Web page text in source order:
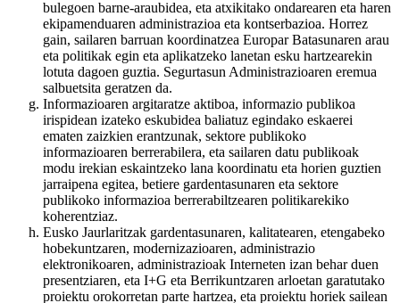
bulegoen barne-araubidea, eta atxikitako ondarearen eta haren
ekipamenduaren administrazioa eta kontserbazioa. Horrez
gain, sailaren barruan koordinatzea Europar Batasunaren arau
eta politikak egin eta aplikatzeko lanetan esku hartzearekin
lotuta dagoen guztia. Segurtasun Administrazioaren eremua
salbuetsita geratzen da.
Informazioaren argitaratze aktiboa, informazio publikoa
irispidean izateko eskubidea baliatuz egindako eskaerei
ematen zaizkien erantzunak, sektore publikoko
informazioaren berrerabilera, eta sailaren datu publikoak
modu irekian eskaintzeko lana koordinatu eta horien guztien
jarraipena egitea, betiere gardentasunaren eta sektore
publikoko informazioa berrerabiltzearen politikarekiko
koherentziaz.
Eusko Jaurlaritzak gardentasunaren, kalitatearen, etengabeko
hobekuntzaren, modernizazioaren, administrazio
elektronikoaren, administrazioak Interneten izan behar duen
presentziaren, eta I+G eta Berrikuntzaren arloetan garatutako
proiektu orokorretan parte hartzea, eta proiektu horiek sailean